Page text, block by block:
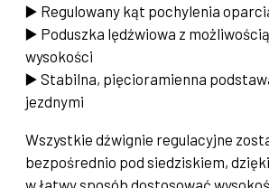
▶️ Regulowany kąt pochylenia
▶️ Poduszka lędźwiowa z
wysokości
▶️ Stabilna, pięcioramienna
jezdnymi
Wszystkie dźwignie regulacyjne
bezpośrednio pod siedziskiem,
w łatwy sposób dostosować